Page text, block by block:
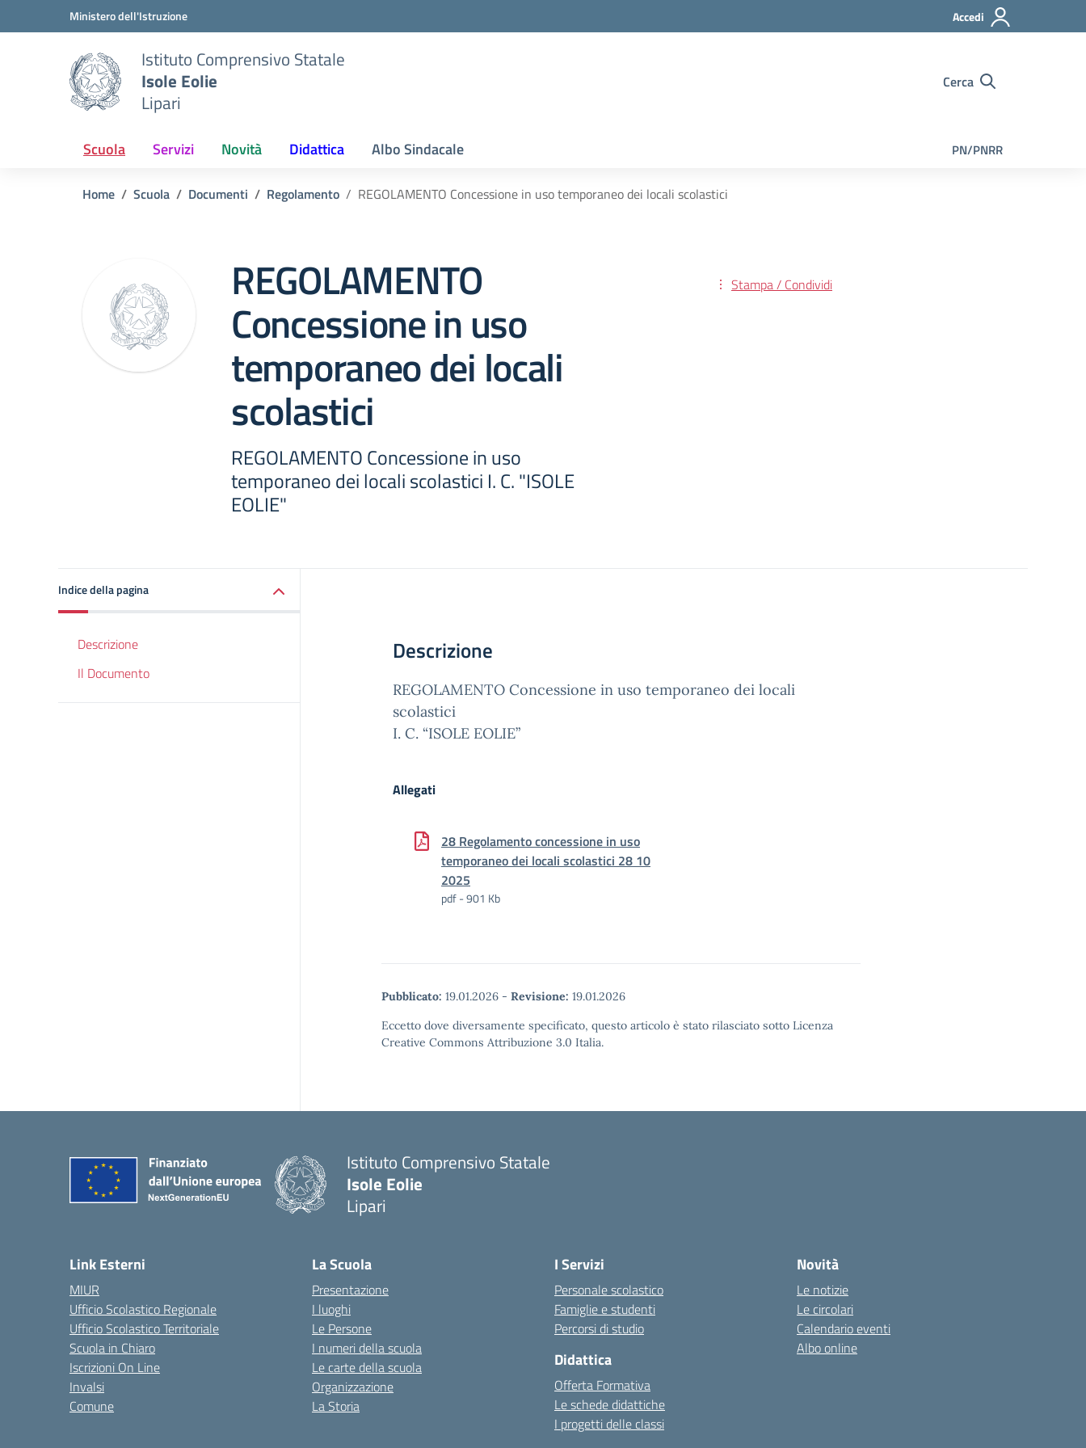
Vai ai contenuti
Vai al menu di navigazione
Ministero dell'Istruzione Accedi
Istituto Comprensivo Statale
Isole Eolie
Lipari
Cerca
Scuola Servizi Novità Didattica Albo Sindacale PN/PNRR
Home Scuola Documenti Regolamento REGOLAMENTO Concessione in uso temporaneo dei locali scolastici
REGOLAMENTO
Concessione in uso
temporaneo dei locali
scolastici
REGOLAMENTO Concessione in uso
temporaneo dei locali scolastici I. C. "ISOLE
EOLIE"
Stampa / Condividi
Indice della pagina
Descrizione
Il Documento
Descrizione
REGOLAMENTO Concessione in uso temporaneo dei locali
scolastici
I. C. “ISOLE EOLIE”
Allegati
28 Regolamento concessione in uso
temporaneo dei locali scolastici 28 10
2025
pdf - 901 Kb
Pubblicato: 19.01.2026 - Revisione: 19.01.2026
Eccetto dove diversamente specificato, questo articolo è stato rilasciato sotto Licenza
Creative Commons Attribuzione 3.0 Italia.
Istituto Comprensivo Statale
Isole Eolie
Lipari
Link Esterni
MIUR
Ufficio Scolastico Regionale
Ufficio Scolastico Territoriale
Scuola in Chiaro
Iscrizioni On Line
Invalsi
Comune
La Scuola
Presentazione
I luoghi
Le Persone
I numeri della scuola
Le carte della scuola
Organizzazione
La Storia
I Servizi
Personale scolastico
Famiglie e studenti
Percorsi di studio
Didattica
Offerta Formativa
Le schede didattiche
I progetti delle classi
Novità
Le notizie
Le circolari
Calendario eventi
Albo online